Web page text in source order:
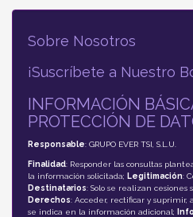
Sobre Nosotros
¡Suscríbete a Nuestro
INFORMACIÓN
PROTECCIÓN DE
Responsable: GRUPO EVER TSI, S.L.U.
Finalidad: Responder las consultas
la información solicitada; Legitimación:
Destinatarios: Solo se realizan cesiones
Derechos: Acceder, rectificar y suprimir,
se indica en la información adicional;